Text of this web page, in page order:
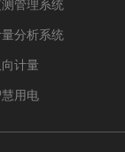
管理系统
分析系统
计量
用电